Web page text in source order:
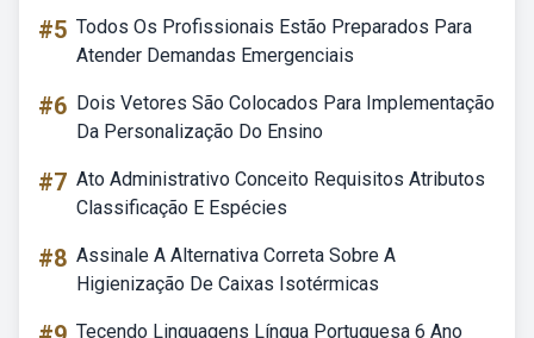
#5 Todos Os Profissionais Estão Preparados Para
Atender Demandas Emergenciais
#6 Dois Vetores São Colocados Para Implementação
Da Personalização Do Ensino
#7 Ato Administrativo Conceito Requisitos Atributos
Classificação E Espécies
#8 Assinale A Alternativa Correta Sobre A
Higienização De Caixas Isotérmicas
Tecendo Linguagens Língua Portuguesa 6 Ano